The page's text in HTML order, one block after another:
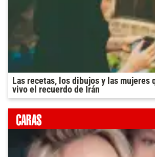
Las recetas, los dibujos y las mujeres
vivo el recuerdo de Irán